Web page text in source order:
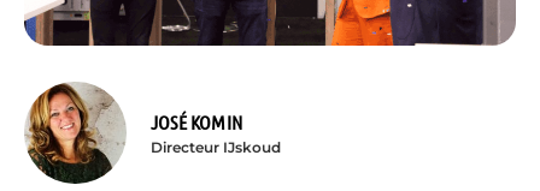
JOSÉ KOMIN
Directeur IJskoud